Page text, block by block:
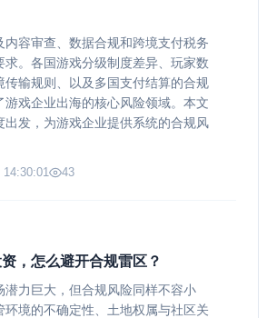
内容审查、数据合规和跨境支付税务
求。各国游戏分级制度差异、玩家数
传输规则、以及多国支付结算的合规
游戏企业出海的核心风险领域。本文
出发，为游戏企业提供系统的合规风
14:30:01 43
，怎么避开合规雷区？
潜力巨大，但合规风险同样不容小
环境的不确定性、土地权属与社区关